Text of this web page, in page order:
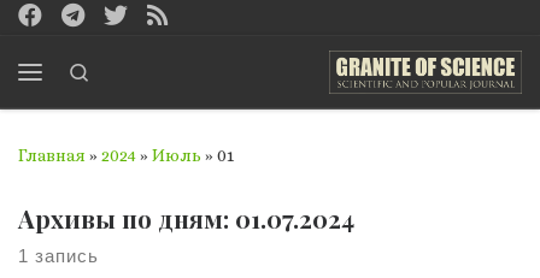
Перейти к содержимому
Главная » 2024» Июль » 01
Архивы по дням: 01.07.2024
1 запись